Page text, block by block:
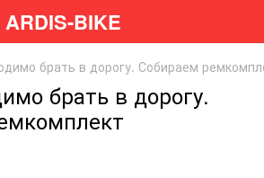
ARDIS-BIKE
брать в дорогу. Собираем
брать в дорогу.